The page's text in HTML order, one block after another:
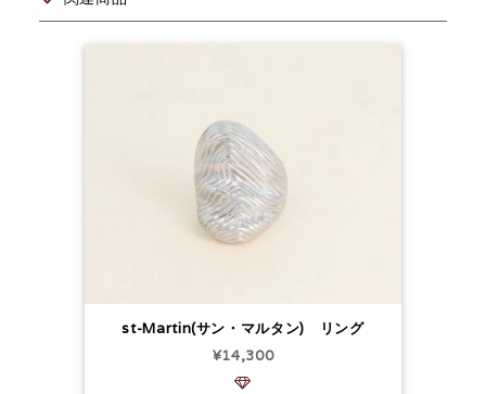
st-Martin(サン・マルタン) リング
¥14,300